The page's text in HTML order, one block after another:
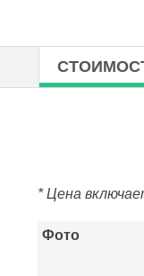
* Цена
Фото